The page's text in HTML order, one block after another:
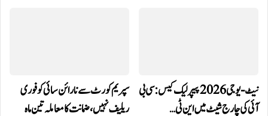
نیٹ-یو جی 2026 پیپر لیک کیس: سی بی
آئی کی چارج شیٹ میں این ٹی…
سپریم کورٹ سے نارائن سائی کو فوری
ریلیف نہیں، ضمانت کا معاملہ تین ماہ